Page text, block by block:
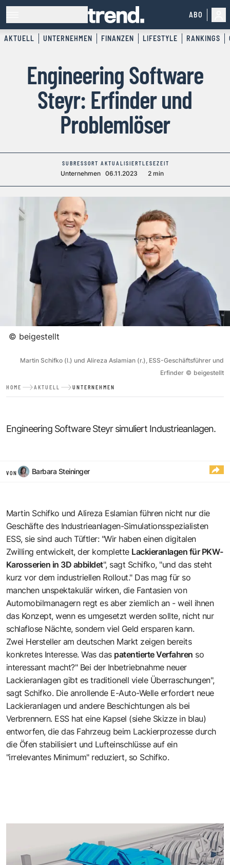
ABO
AKTUELL UNTERNEHMEN FINANZEN LIFESTYLE RANKINGS
Engineering Software
Steyr: Erfinder und
Problemlöser
SUBRESSORT
Unternehmen
AKTUALISIERT
06.11.2023
LESEZEIT
2 min
© beigestellt
Martin Schifko (l.) und Alireza Aslamian (r.), ESS-Geschäftsführer und
Erfinder © beigestellt
HOME AKTUELL UNTERNEHMEN
Engineering Software Steyr simuliert Industrieanlagen.
VON Barbara Steininger
Martin Schifko und Alireza Eslamian führen nicht nur die
Geschäfte des Industrieanlagen-Simulationsspezialisten
ESS, sie sind auch Tüftler: "Wir haben einen digitalen
Zwilling entwickelt, der komplette Lackieranlagen für PKW-
Karosserien in 3D abbildet", sagt Schifko, "und das steht
kurz vor dem industriellen Rollout." Das mag für so
manchen unspektakulär wirken, die Fantasien von
Automobilmanagern regt es aber ziemlich an - weil ihnen
das Konzept, wenn es umgesetzt werden sollte, nicht nur
schlaflose Nächte, sondern viel Geld ersparen kann.
Zwei Hersteller am deutschen Markt zeigen bereits
konkretes Interesse. Was das patentierte Verfahren so
interessant macht?" Bei der Inbetriebnahme neuer
Lackieranlagen gibt es traditionell viele Überraschungen",
sagt Schifko. Die anrollende E-Auto-Welle erfordert neue
Lackieranlagen und andere Beschichtungen als bei
Verbrennern. ESS hat eine Kapsel (siehe Skizze in blau)
entworfen, die das Fahrzeug beim Lackierprozesse durch
die Öfen stabilisiert und Lufteinschlüsse auf ein
"irrelevantes Minimum" reduziert, so Schifko.